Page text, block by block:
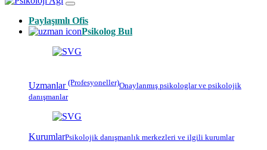
Paylaşımlı Ofis
Psikolog Bul
Uzmanlar (Profesyoneller)Onaylanmış psikologlarve psikolojik
danışmanlar
KurumlarPsikolojik danışmanlık merkezleri ve ilgili kurumlar